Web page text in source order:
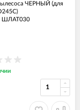
ЧЕРНЫЙ (для
ШЛАТ030